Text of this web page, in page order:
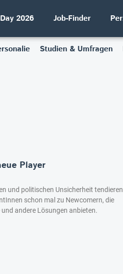
2026 Job-Finder
Studien & Umfragen
Player
und politischen Unsicherheit tendieren
schon mal zu Newcomern, die
andere Lösungen anbieten.